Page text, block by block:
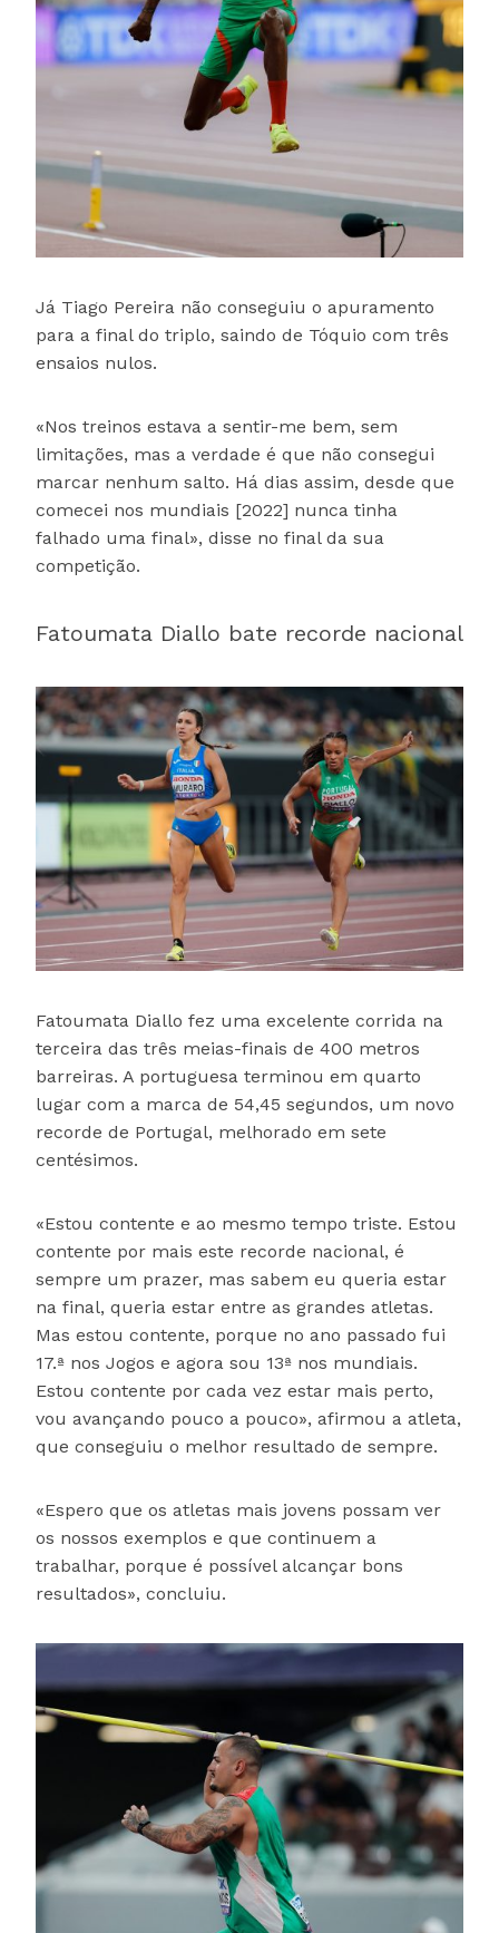
Já Tiago Pereira não conseguiu o apuramento
para a final do triplo, saindo de Tóquio com três
ensaios nulos.
«Nos treinos estava a sentir-me bem, sem
limitações, mas a verdade é que não consegui
marcar nenhum salto. Há dias assim, desde que
comecei nos mundiais [2022] nunca tinha
falhado uma final», disse no final da sua
competição.
Fatoumata Diallo bate recorde nacional
Fatoumata Diallo fez uma excelente corrida na
terceira das três meias-finais de 400 metros
barreiras. A portuguesa terminou em quarto
lugar com a marca de 54,45 segundos, um novo
recorde de Portugal, melhorado em sete
centésimos.
«Estou contente e ao mesmo tempo triste. Estou
contente por mais este recorde nacional, é
sempre um prazer, mas sabem eu queria estar
na final, queria estar entre as grandes atletas.
Mas estou contente, porque no ano passado fui
17.ª nos Jogos e agora sou 13ª nos mundiais.
Estou contente por cada vez estar mais perto,
vou avançando pouco a pouco», afirmou a atleta,
que conseguiu o melhor resultado de sempre.
«Espero que os atletas mais jovens possam ver
os nossos exemplos e que continuem a
trabalhar, porque é possível alcançar bons
resultados», concluiu.